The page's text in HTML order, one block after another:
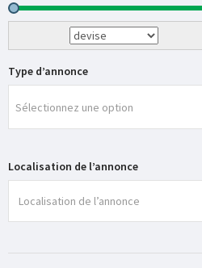
Type d’annonce
Sélectionnez une option
Localisation de l’annonce